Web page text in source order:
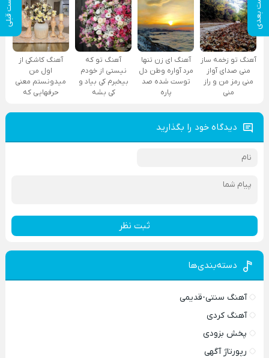
پست بعدی پست قبلی
آهنگ تو زخمه ساز
منی صدای آواز
منی رمز من و راز
منی
آهنگ ای زن تنها
مرد آواره وطن دل
توست شده صد
پاره
آهنگ تو که
نیستی از خودم
بیخبرم کی بیاد و
کی بشه
آهنگ کاشکی از
اول من
میدونستم معنی
حرفهایی که
دیدگاه خود را بگذارید
ثبت نظر
دسته‌بندی‌ها
آهنگ سنتی-قدیمی
آهنگ کردی
پخش بزودی
رپورتاژ آگهی